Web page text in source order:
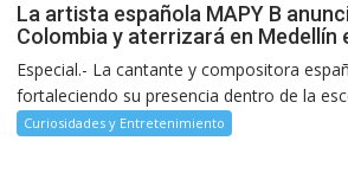
La artista española MAPY B
Colombia y aterrizará en Medellín
Especial.- La cantante y compositora
fortaleciendo su presencia dentro de la
Curiosidades y Entretenimiento